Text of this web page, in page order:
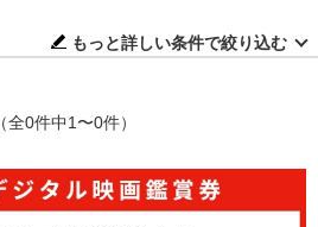
もっと詳しい条件で絞り込む
（全0件中1〜0件）